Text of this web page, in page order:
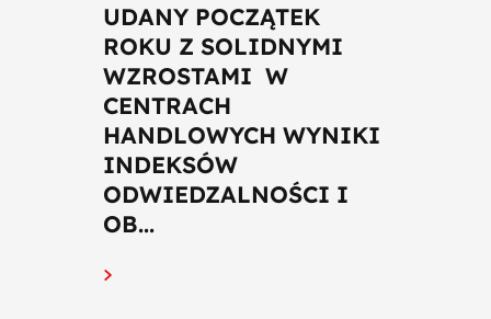
UDANY POCZĄTEK
ROKU Z SOLIDNYMI
WZROSTAMI W
CENTRACH
HANDLOWYCH WYNIKI
INDEKSÓW
ODWIEDZALNOŚCI I
OB...